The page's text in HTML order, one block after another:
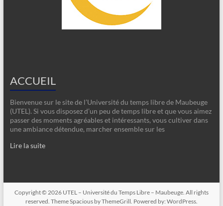
ACCUEIL
Bienvenue sur le site de l’Université du temps libre de Maubeuge
(UTEL). Si vous disposez d’un peu de temps libre et que vous aimez
passer des moments agréables et intéressants, vous cultiver dans
une ambiance détendue, marcher ensemble sur les
Lire la suite
Copyright © 2026 UTEL – Université du Temps Libre – Maubeuge. All rights
reserved. ThemeSpaciousby ThemeGrill. Powered by: WordPress.